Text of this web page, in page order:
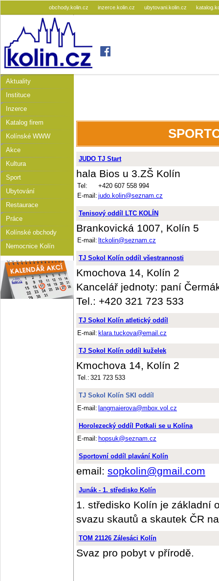
obchody.kolin.cz inzerce.kolin.cz ubytovani.kolin.cz
Aktuality
Instituce
Inzerce
Katalog firem
Kolínské WWW
Akce
Kultura
Sport
Ubytování
Restaurace
Práce
Kolínské obchody
Nemocnice Kolín
JUDO TJ Start
hala Bios u 3.ZŠ Kolín
Tel:
+420 607 558 994
E-mail: judo.kolin@seznam.cz
Tenisový oddíl LTC KOLÍN
Brankovická 1007, Kolín 5
E-mail: ltckolin@seznam.cz
TJ Sokol Kolín oddíl všestrannosti
Kmochova 14, Kolín 2
Kancelář jednoty: paní
Tel.: +420 321 723 533
TJ Sokol Kolín atletický oddíl
E-mail: klara.tuckova@email.cz
TJ Sokol Kolín oddíl kuželek
Kmochova 14, Kolín 2
Tel.: 321 723 533
TJ Sokol Kolín SKI oddíl
E-mail: langmaierova@mbox.vol.cz
Horolezecký oddíl Potkali se u Kolína
E-mail: hopsuk@seznam.cz
Sportovní oddíl plavání Kolín
email: sopkolin@gmail.com
Junák - 1. středisko Kolín
1. středisko Kolín je základní
svazu skautů a skautek ČR
TOM 21126 Zálesáci Kolín
Svaz pro pobyt v přírodě.